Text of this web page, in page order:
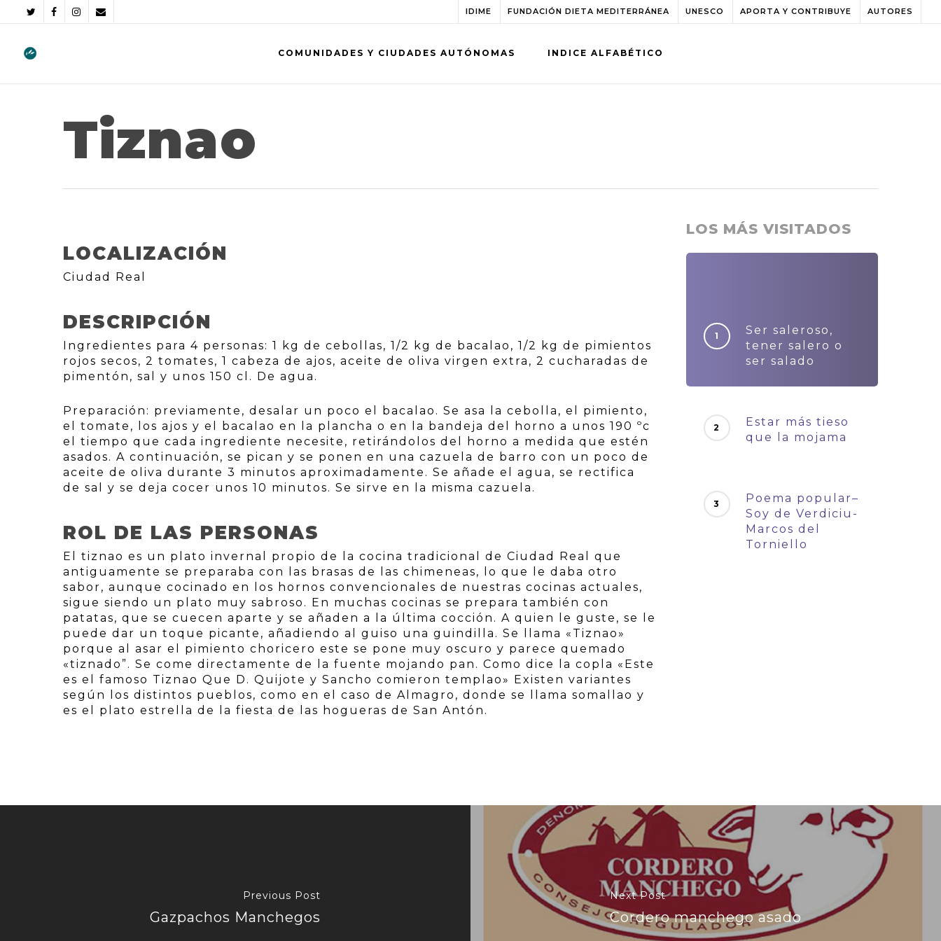
IDIME FUNDACIÓN DIETA MEDITERRÁNEA UNESCO APORTA Y CONTRIBUYE AUTORES
COMUNIDADES Y CIUDADES AUTÓNOMAS INDICE ALFABÉTICO
Tiznao
LOCALIZACIÓN
Ciudad Real
DESCRIPCIÓN
Ingredientes para 4 personas: 1 kg de cebollas, 1/2 kg de bacalao, 1/2 kg de pimientos
rojos secos, 2 tomates, 1 cabeza de ajos, aceite de oliva virgen extra, 2 cucharadas de
pimentón, sal y unos 150 cl. De agua.
Preparación: previamente, desalar un poco el bacalao. Se asa la cebolla, el pimiento,
el tomate, los ajos y el bacalao en la plancha o en la bandeja del horno a unos 190 ºc
el tiempo que cada ingrediente necesite, retirándolos del horno a medida que estén
asados. A continuación, se pican y se ponen en una cazuela de barro con un poco de
aceite de oliva durante 3 minutos aproximadamente. Se añade el agua, se rectifica
de sal y se deja cocer unos 10 minutos. Se sirve en la misma cazuela.
ROL DE LAS PERSONAS
El tiznao es un plato invernal propio de la cocina tradicional de Ciudad Real que
antiguamente se preparaba con las brasas de las chimeneas, lo que le daba otro
sabor, aunque cocinado en los hornos convencionales de nuestras cocinas actuales,
sigue siendo un plato muy sabroso. En muchas cocinas se prepara también con
patatas, que se cuecen aparte y se añaden a la última cocción. A quien le guste, se le
puede dar un toque picante, añadiendo al guiso una guindilla. Se llama «Tiznao»
porque al asar el pimiento choricero este se pone muy oscuro y parece quemado
«tiznado”. Se come directamente de la fuente mojando pan. Como dice la copla «Este
es el famoso Tiznao Que D. Quijote y Sancho comieron templao» Existen variantes
según los distintos pueblos, como en el caso de Almagro, donde se llama somallao y
es el plato estrella de la fiesta de las hogueras de San Antón.
LOS MÁS VISITADOS
Ser saleroso,
tener salero o
ser salado
Estar más tieso
que la mojama
Poema popular–
Soy de Verdiciu-
Marcos del
Torniello
Previous Post
Gazpachos Manchegos
Next Post
Cordero manchego asado